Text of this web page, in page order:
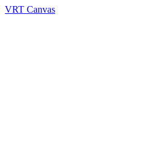
VRT Canvas